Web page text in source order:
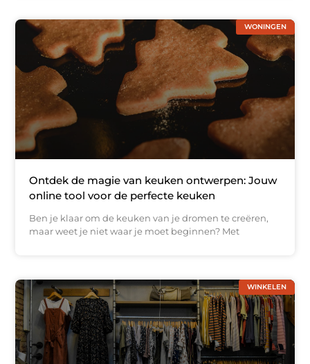
WONINGEN
Ontdek de magie van keuken ontwerpen: Jouw
online tool voor de perfecte keuken
Ben je klaar om de keuken van je dromen te creëren,
maar weet je niet waar je moet beginnen? Met
WINKELEN